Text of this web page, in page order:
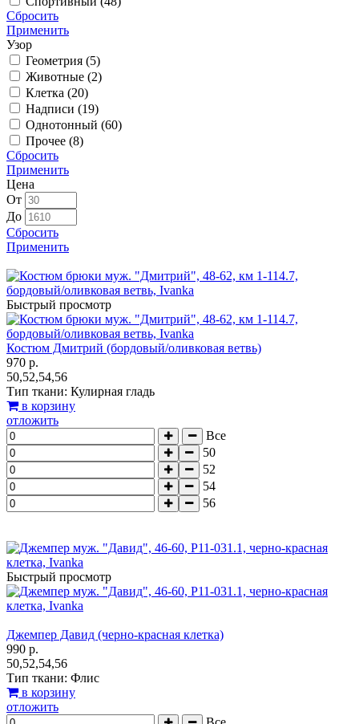
Сбросить
Применить
Узор
Геометрия (5)
Животные (2)
Клетка (20)
Надписи (19)
Однотонный (60)
Прочее (8)
Сбросить
Применить
Цена
От
До
Сбросить
Применить
Быстрый просмотр
Костюм Дмитрий (бордовый/оливковая ветвь)
970 р.
50,52,54,56
Тип ткани: Кулирная гладь
в корзину
отложить
Все
50
52
54
56
Быстрый просмотр
Джемпер Давид (черно-красная клетка)
990 р.
50,52,54,56
Тип ткани: Флис
в корзину
отложить